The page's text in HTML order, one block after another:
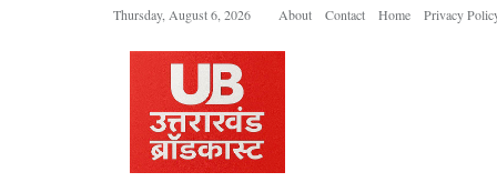
Thursday, August 6, 2026 About Contact Home Privacy